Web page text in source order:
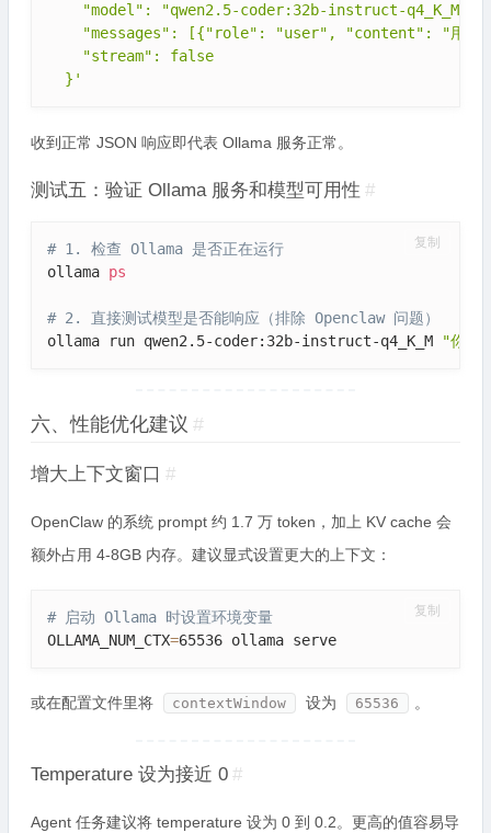
    "model": "qwen2.5-coder:32b-instruct-q4_K_M",
"messages": [{"role": "user", "content": "用
    "stream": false
  }'
收到正常 JSON 响应即代表 Ollama 服务正常。
测试五：验证 Ollama 服务和模型可用性 #
# 1. 检查 Ollama 是否正在运行
ollama ps
# 2. 直接测试模型是否能响应（排除 Openclaw 问题）
ollama run qwen2.5-coder:32b-instruct-q4_K_M
"你现
复制
六、性能优化建议 #
增大上下文窗口 #
OpenClaw 的系统 prompt 约 1.7 万 token，加上 KV cache 会
额外占用 4-8GB 内存。建议显式设置更大的上下文：
# 启动 Ollama 时设置环境变量
OLLAMA_NUM_CTX=65536 ollama serve
复制
或在配置文件里将 contextWindow 设为 65536 。
Temperature 设为接近 0 #
Agent 任务建议将 temperature 设为 0 到 0.2。更高的值容易导